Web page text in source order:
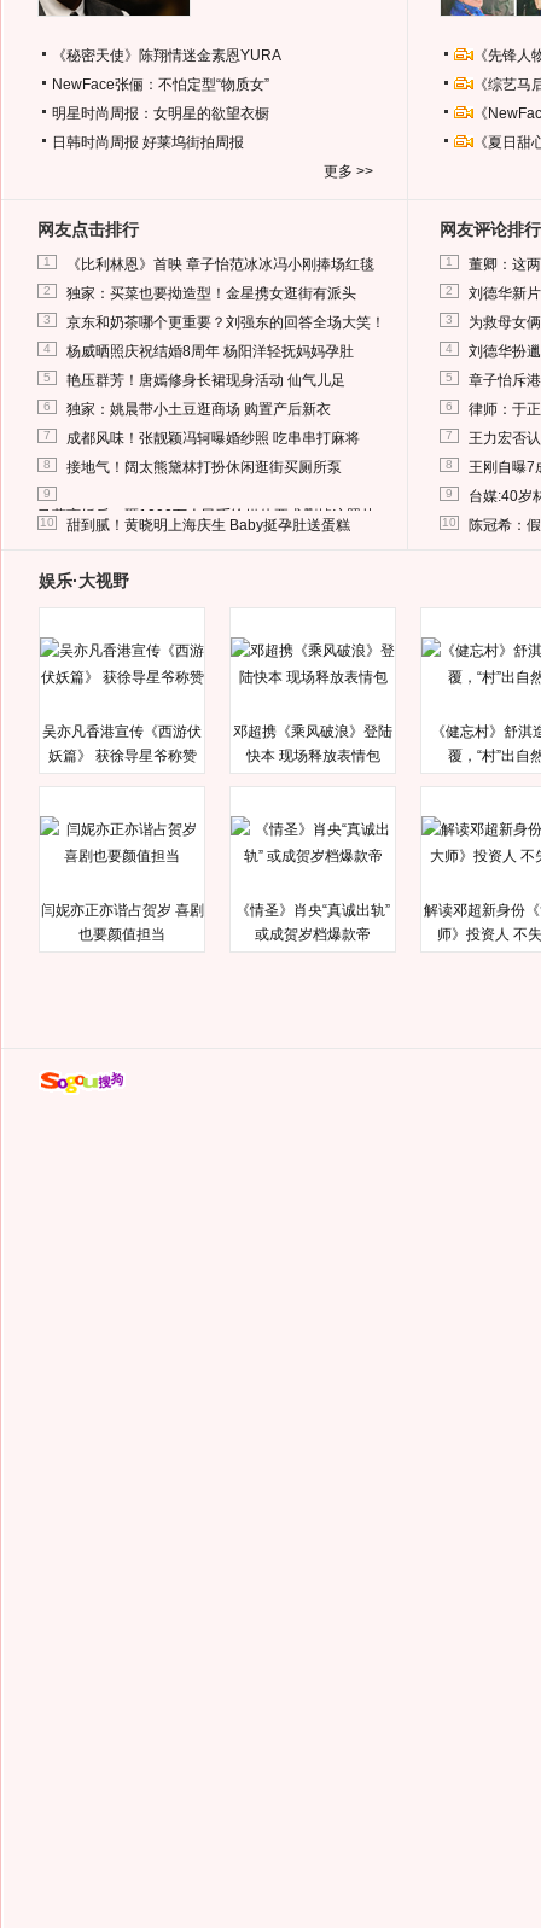
《秘密天使》陈翔情迷金素恩YURA
NewFace张俪：不怕定型“物质女”
明星时尚周报：女明星的欲望衣橱
日韩时尚周报 好莱坞街拍周报
更多 >>
《先锋
《综艺
《
《夏日
网友点击排行
1 《比利林恩》首映 章子怡范冰冰冯小刚捧场红毯
2 独家：买菜也要拗造型！金星携女逛街有派头
3 京东和奶茶哪个更重要？刘强东的回答全场大笑！
4 杨威晒照庆祝结婚8周年 杨阳洋轻抚妈妈孕肚
5 艳压群芳！唐嫣修身长裙现身活动 仙气儿足
6 独家：姚晨带小土豆逛商场 购置产后新衣
7 成都风味！张靓颖冯轲曝婚纱照 吃串串打麻将
8 接地气！阔太熊黛林打扮休闲逛街买厕所泵
9
马蓉离婚后，砸1000万人民币给媒体要求删掉这照片
10 甜到腻！黄晓明上海庆生 Baby挺孕肚送蛋糕
网友评论排行
1 董卿：这
2 刘德华新
3 为救母女
4 刘德华扮
5 章子怡斥
6 律师：于
7 王力宏否
8 王刚自曝7
9 台媒:40岁
10 陈冠希：
娱乐·大视野
吴亦凡香港宣传《西游伏
妖篇》 获徐导星爷称赞
邓超携《乘风破浪》登陆
快本 现场释放表情包
《健忘村》舒淇
覆，“村”出自
闫妮亦正亦谐占贺岁 喜剧
也要颜值担当
《情圣》肖央“真诚出轨”
或成贺岁档爆款帝
解读邓超新身份
师》投资人 不